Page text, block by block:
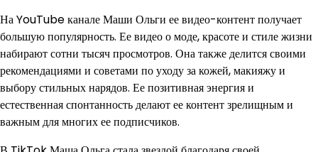
На YouTube канале Маши Ольги ее видео-контент получает
большую популярность. Ее видео о моде, красоте и стиле жизни
набирают сотни тысяч просмотров. Она также делится своими
рекомендациями и советами по уходу за кожей, макияжу и
выбору стильных нарядов. Ее позитивная энергия и
естественная спонтанность делают ее контент зрелищным и
важным для многих ее подписчиков.